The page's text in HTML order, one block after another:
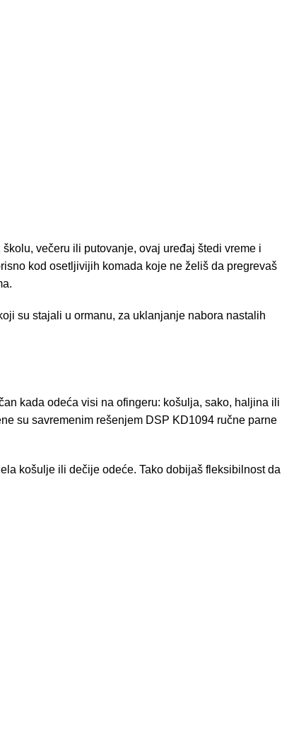
večeru ili putovanje, ovaj uređaj štedi vreme i
kod osetljivijih komada koje ne želiš da pregrevaš
su stajali u ormanu, za uklanjanje nabora nastalih
kada odeća visi na ofingeru: košulja, sako, haljina ili
su savremenim rešenjem DSP KD1094 ručne parne
košulje ili dečije odeće. Tako dobijaš fleksibilnost da